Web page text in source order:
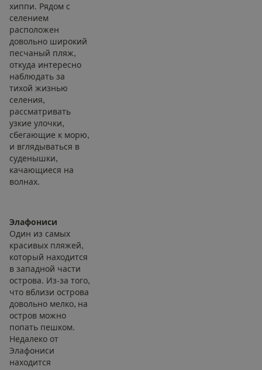
хиппи. Рядом с
селением
расположен
довольно широкий
песчаный пляж,
откуда интересно
наблюдать за
тихой жизнью
селения,
рассматривать
узкие улочки,
сбегающие к морю,
и вглядываться в
суденышки,
качающиеся на
волнах.
Элафониси
Один из самых
красивых пляжей,
который находится
в западной части
острова. Из-за того,
что вблизи острова
довольно мелко, на
остров можно
попать пешком.
Недалеко от
Элафониси
находится